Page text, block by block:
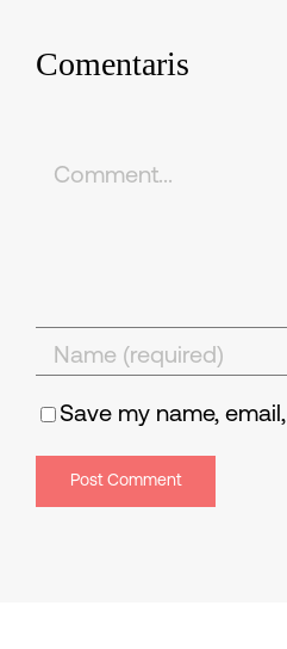
Comentaris
Comment
Save my name,